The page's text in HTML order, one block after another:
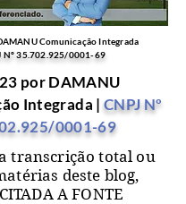
Comunicação Integrada
Nº35.702.925/0001-69
por DAMANU
Integrada | CNPJ Nº
/0001-69
transcrição total ou
deste blog,
A FONTE